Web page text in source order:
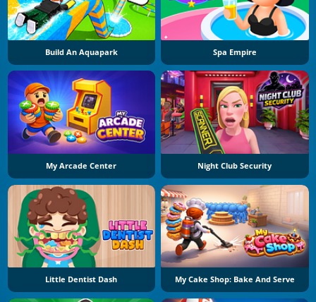
Build An Aquapark Spa Empire
My Arcade Center Night Club Security
Little Dentist Dash My Cake Shop: Bake And Serve